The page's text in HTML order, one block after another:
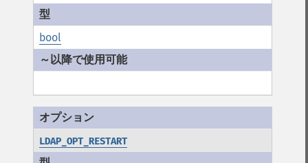
bool
LDAP_OPT_RESTART